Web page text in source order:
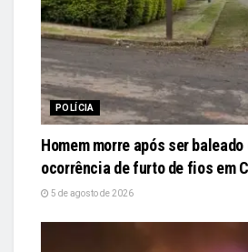
POLÍCIA
Homem morre após ser
ocorrência de furto de fios em
5 de agosto de 2026